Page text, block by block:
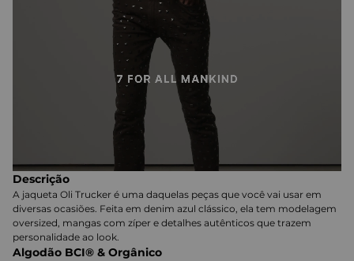
Descrição
A jaqueta Oli Trucker é uma daquelas peças que você vai usar em
diversas ocasiões. Feita em denim azul clássico, ela tem modelagem
oversized, mangas com zíper e detalhes autênticos que trazem
personalidade ao look.
Algodão BCI® & Orgânico